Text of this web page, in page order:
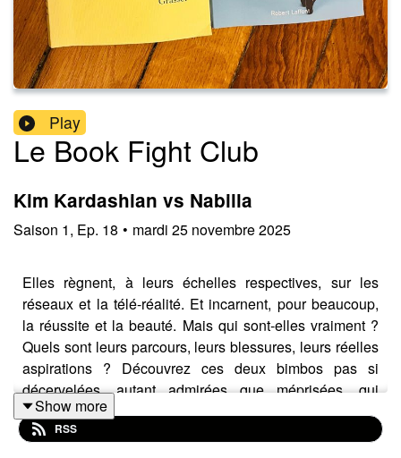
Play
Le Book Fight Club
Kim Kardashian vs Nabilla
Saison 1, Ep. 18 • mardi 25 novembre 2025
Elles règnent, à leurs échelles respectives, sur les
réseaux et la télé-réalité. Et incarnent, pour beaucoup,
la réussite et la beauté. Mais qui sont-elles vraiment ?
Quels sont leurs parcours, leurs blessures, leurs réelles
aspirations ? Découvrez ces deux bimbos pas si
décervelées, autant admirées que méprisées, qui
tracent leur route, coûte que coûte.
Si tu veux soutenir le podcast et ne rien rater de
Show more
RSS